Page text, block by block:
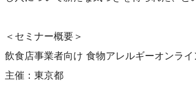
＜セミナー概要＞
飲食店事業者向け 食物アレルギーオンライ
主催：東京都